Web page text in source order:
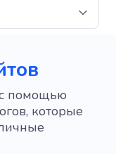
с помощью
которые